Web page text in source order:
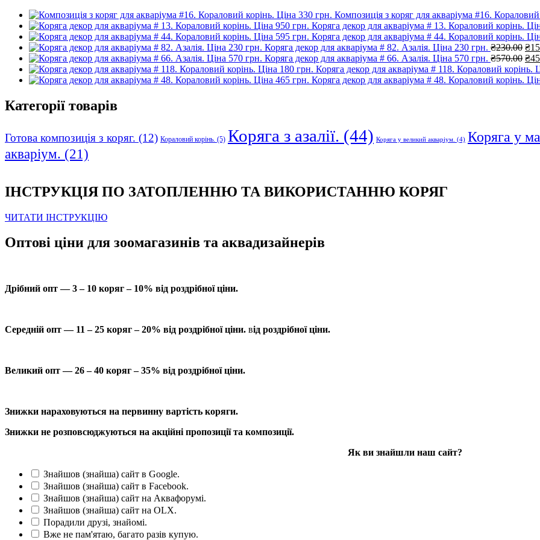
Композиція з коряг для акваріума #16.
Коряга декор для акваріума # 13. Кораловий корінь.
Коряга декор для акваріума # 44. Кораловий корінь.
Коряга декор для акваріума # 82. Азалія. Ціна 230 грн. ₴230.00 ₴
Коряга декор для акваріума # 66. Азалія. Ціна 570 грн. ₴570.00 ₴
Коряга декор для акваріума # 118. Кораловий корінь.
Коряга декор для акваріума # 48. Кораловий корінь.
Категорії товарів
Готова композиція з коряг. (12) Кораловий корінь. (5) Коряга з азалії. (44) Коряга у великий акваріум. (4) Коряга у
акваріум. (21)
ІНСТРУКЦІЯ ПО ЗАТОПЛЕННЮ ТА ВИКОРИСТАННЮ КОРЯГ
ЧИТАТИ ІНСТРУКЦІЮ
Оптові ціни для зоомагазинів та аквадизайнерів
Дрібний опт — 3 – 10 коряг – 10% від роздрібної ціни.
Середній опт — 11 – 25 коряг – 20% від роздрібної ціни. від роздрібної ціни.
Великий опт — 26 – 40 коряг – 35% від роздрібної ціни.
Знижки нараховуються на первинну вартість коряги.
Знижки не розповсюджуються на акційні пропозиції та композиції.
Як ви знайшли наш сайт?
Знайшов (знайша) сайт в Google.
Знайшов (знайша) сайт в Facebook.
Знайшов (знайша) сайт на Аквафорумі.
Знайшов (знайша) сайт на OLX.
Порадили друзі, знайомі.
Вже не пам'ятаю, багато разів купую.